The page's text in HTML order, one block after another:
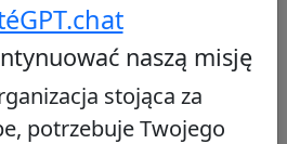
Warszawy, znany z
duszpasterskiego,
katolicką z
w zmieniającym się
naszą misję
stojąca za
potrzebuje Twojego